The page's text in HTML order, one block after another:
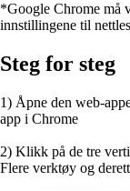
*Google Chrome må
innstillingene til
Steg for steg
1) Åpne den web-
app i Chrome
2) Klikk på de tre
Flere verktøy og